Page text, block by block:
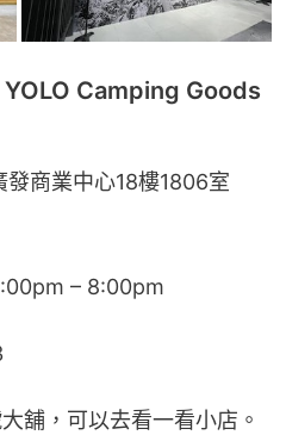
Camping Goods
商業中心18樓1806室
– 8:00pm
舖，可以去看一看小店。